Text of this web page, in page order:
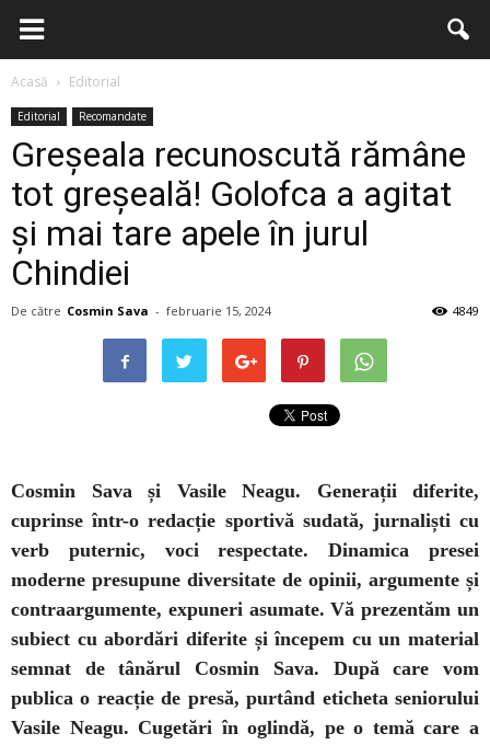
Acasă Editorial
Editorial Recomandate
Greșeala recunoscută rămâne
tot greșeală! Golofca a agitat
și mai tare apele în jurul
Chindiei
De către Cosmin Sava - februarie 15, 2024 4849
Cosmin Sava și Vasile Neagu. Generații diferite,
cuprinse într-o redacție sportivă sudată, jurnaliști cu
verb puternic, voci respectate. Dinamica presei
moderne presupune diversitate de opinii, argumente și
contraargumente, expuneri asumate. Vă prezentăm un
subiect cu abordări diferite și începem cu un material
semnat de tânărul Cosmin Sava. După care vom
publica o reacție de presă, purtând eticheta seniorului
Vasile Neagu. Cugetări în oglindă, pe o temă care a